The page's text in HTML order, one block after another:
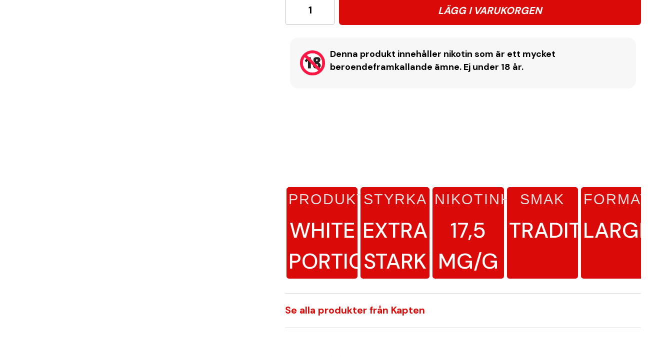
LÄGG I VARUKORGEN
Denna produkt innehåller nikotin som är ett mycket
beroendeframkallande ämne. Ej under 18 år.
PRODUKTTYP
WHITE
PORTION
STYRKA
EXTRA
STARK
NIKOTINHALT
17,5
MG/G
SMAK
TRADITIONELL
FORMAT
LARGE
Se alla produkter från Kapten